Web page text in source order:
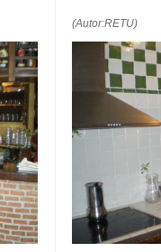
(Autor:RETU)